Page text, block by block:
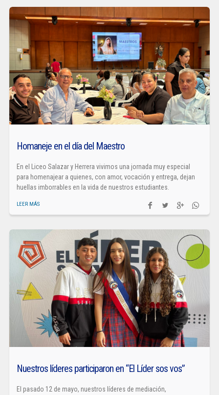
Homaneje en el día del Maestro
En el Liceo Salazar y Herrera vivimos una jornada muy especial
para homenajear a quienes, con amor, vocación y entrega, dejan
huellas imborrables en la vida de nuestros estudiantes.
LEER MÁS
Nuestros líderes participaron en “El Líder sos vos”
El pasado 12 de mayo, nuestros líderes de mediación,